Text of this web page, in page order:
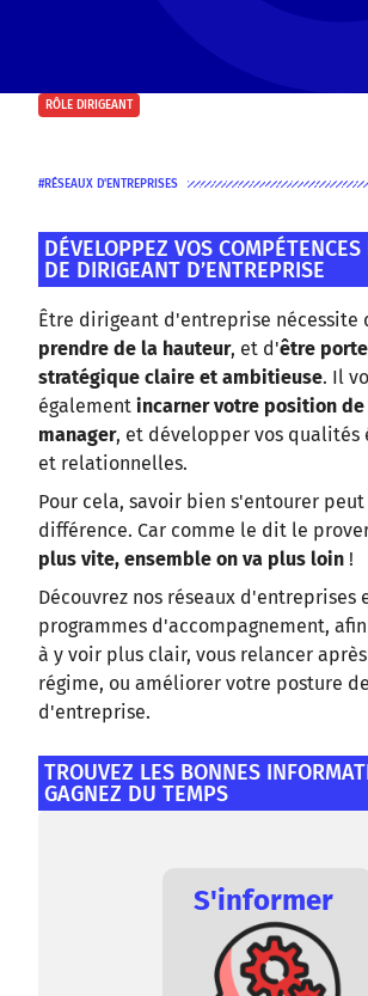
RÔLE DIRIGEANT
RÉSEAUX D'ENTREPRISES
DÉVELOPPEZ VOS
DE DIRIGEANT D’ENTREPRISE
Être dirigeant d'entreprise nécessite
prendre de la hauteur, et d'être
stratégique claire et ambitieuse. Il
également incarner votre position
manager, et développer vos qualités
et relationnelles.
Pour cela, savoir bien s'entourer
différence. Car comme le dit le
plus vite, ensemble on va plus loin !
Découvrez nos réseaux d'entreprises
programmes d'accompagnement,
à y voir plus clair, vous relancer
régime, ou améliorer votre posture
d'entreprise.
TROUVEZ LES BONNES
GAGNEZ DU TEMPS
S'informer